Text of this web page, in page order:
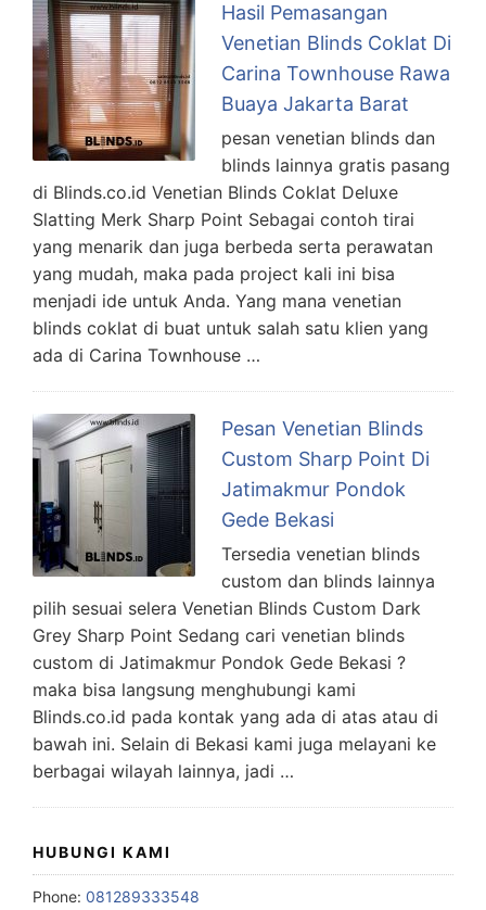
Hasil Pemasangan
Venetian Blinds Coklat Di
Carina Townhouse Rawa
Buaya Jakarta Barat
pesan venetian blinds dan
blinds lainnya gratis pasang
di Blinds.co.id Venetian Blinds Coklat Deluxe
Slatting Merk Sharp Point Sebagai contoh tirai
yang menarik dan juga berbeda serta perawatan
yang mudah, maka pada project kali ini bisa
menjadi ide untuk Anda. Yang mana venetian
blinds coklat di buat untuk salah satu klien yang
ada di Carina Townhouse …
Pesan Venetian Blinds
Custom Sharp Point Di
Jatimakmur Pondok
Gede Bekasi
Tersedia venetian blinds
custom dan blinds lainnya
pilih sesuai selera Venetian Blinds Custom Dark
Grey Sharp Point Sedang cari venetian blinds
custom di Jatimakmur Pondok Gede Bekasi ?
maka bisa langsung menghubungi kami
Blinds.co.id pada kontak yang ada di atas atau di
bawah ini. Selain di Bekasi kami juga melayani ke
berbagai wilayah lainnya, jadi …
HUBUNGI KAMI
Phone: 081289333548